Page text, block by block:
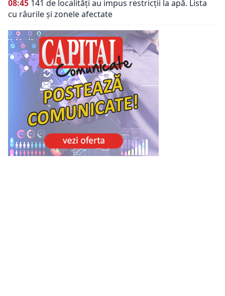
08:45 141 de localități au impus restricții la apă. Lista
cu râurile și zonele afectate